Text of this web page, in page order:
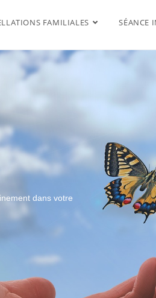
FAMILIALES SÉANCE
dans votre